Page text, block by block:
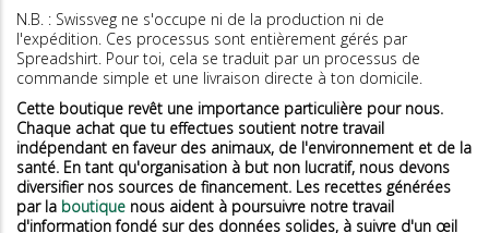
N.B. : Swissveg ne s'occupe ni de la production ni de
l'expédition. Ces processus sont entièrement gérés par
Spreadshirt. Pour toi, cela se traduit par un processus de
commande simple et une livraison directe à ton domicile.
Cette boutique revêt une importance particulière pour nous.
Chaque achat que tu effectues soutient notre travail
indépendant en faveur des animaux, de l'environnement et de la
santé. En tant qu'organisation à but non lucratif, nous devons
diversifier nos sources de financement. Les recettes générées
par la boutique nous aident à poursuivre notre travail
d'information fondé sur des données solides, à suivre d'un œil